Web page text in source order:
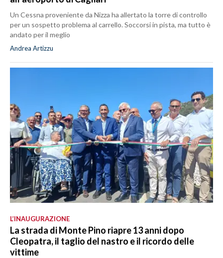
Un Cessna proveniente da Nizza ha allertato la torre di controllo
per un sospetto problema al carrello. Soccorsi in pista, ma tutto è
andato per il meglio
Andrea Artizzu
L’INAUGURAZIONE
La strada di Monte Pino riapre 13 anni dopo
Cleopatra, il taglio del nastro e il ricordo delle
vittime